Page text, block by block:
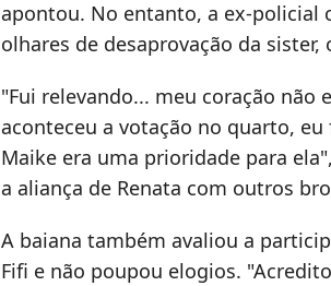
apontou. No entanto, a ex-policial
olhares de desaprovação da
"Fui relevando... meu coração não
aconteceu a votação no quarto, eu
Maike era uma prioridade para
a aliança de Renata com outros
A baiana também avaliou a
Fifi e não poupou elogios.